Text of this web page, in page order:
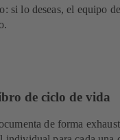
si lo deseas, el equipo
de ciclo de vida
de forma